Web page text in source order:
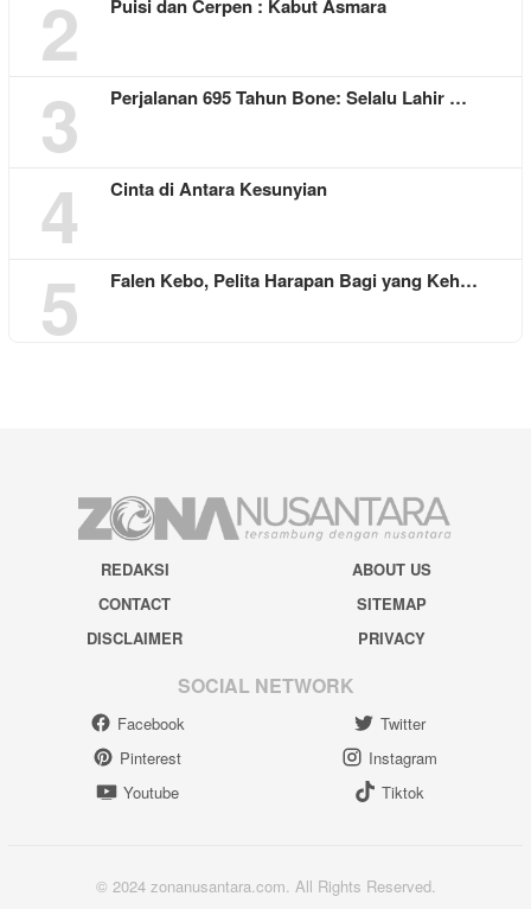
2 Puisi dan Cerpen : Kabut Asmara
3 Perjalanan 695 Tahun Bone: Selalu Lahir …
4 Cinta di Antara Kesunyian
5 Falen Kebo, Pelita Harapan Bagi yang Keh…
REDAKSI
ABOUT US
CONTACT
SITEMAP
DISCLAIMER
PRIVACY
SOCIAL NETWORK
Facebook
Twitter
Pinterest
Instagram
Youtube
Tiktok
© 2024 zonanusantara.com. All Rights Reserved.